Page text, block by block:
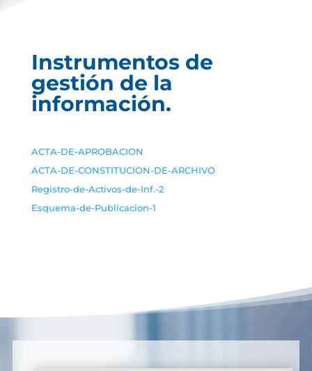
Instrumentos de
gestión de la
información.
ACTA-DE-APROBACION
ACTA-DE-CONSTITUCION-DE-ARCHIVO
Registro-de-Activos-de-Inf.-2
Esquema-de-Publicacion-1